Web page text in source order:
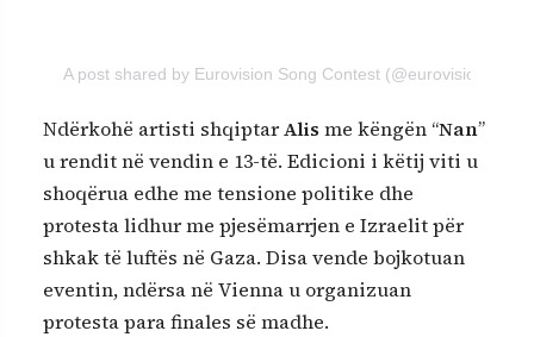
A post shared by Eurovision Song Contest (@eurovision)
Ndërkohë artisti shqiptarAlis me këngën “Nan”
u rendit në vendin e 13-të. Edicioni i këtij viti u
shoqërua edhe me tensione politike dhe
protesta lidhur me pjesëmarrjen e Izraelit për
shkak të luftës në Gaza. Disa vende bojkotuan
eventin, ndërsa në Vienna u organizuan
protesta para finales së madhe.